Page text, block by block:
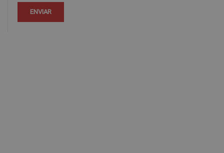
dirigiéndose a la dirección info@veiglerformacion.com.
Para más información consulte nuestra Política de Privacidad.
Desea recibir información comercial (vía telefónica y/o email):